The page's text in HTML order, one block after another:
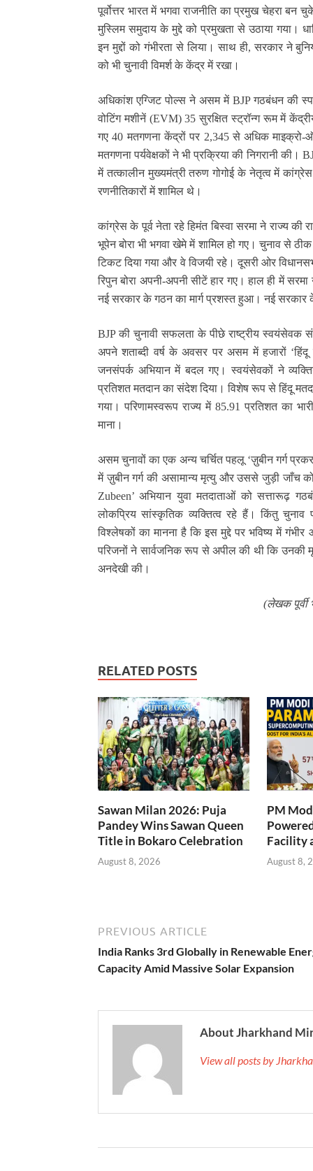
पूर्वोत्तर भारत में भगवा राजनीति का प्रमुख चेहरा
मुस्लिम समुदाय के मुद्दे को प्रमुखता से उठाया गया।
इन मुद्दों को गंभीरता से लिया। साथ ही, सरकार ने
को भी चुनावी विमर्श के केंद्र में रखा।
अधिकांश एग्जिट पोल्स ने असम में BJP गठबंधन की
वोटिंग मशीनें (EVM) 35 सुरक्षित स्ट्रॉन्ग रूम में
गए 40 मतगणना केंद्रों पर 2,345 से अधिक माइक्रो-
मतगणना पर्यवेक्षकों ने भी प्रक्रिया की निगरानी
में तत्कालीन मुख्यमंत्री तरुण गोगोई के नेतृत्व में
रणनीतिकारों में शामिल थे।
कांग्रेस के पूर्व नेता रहे हिमंत बिस्वा सरमा ने राज्य की
भूपेन बोरा भी भगवा खेमे में शामिल हो गए। चुनाव से
टिकट दिया गया और वे विजयी रहे। दूसरी ओर
रिपुन बोरा अपनी-अपनी सीटें हार गए। हाल ही में
नई सरकार के गठन का मार्ग प्रशस्त हुआ। नई सरकार
BJP की चुनावी सफलता के पीछे राष्ट्रीय स्वयंसेवक
अपने शताब्दी वर्ष के अवसर पर असम में हजारों
जनसंपर्क अभियान में बदल गए। स्वयंसेवकों ने
प्रतिशत मतदान का संदेश दिया। विशेष रूप से हिंदू
गया। परिणामस्वरूप राज्य में 85.91 प्रतिशत का
माना।
असम चुनावों का एक अन्य चर्चित पहलू ‘ज़ुबीन गर्ग
में ज़ुबीन गर्ग की असामान्य मृत्यु और उससे जुड़ी जाँच को
Zubeen’ अभियान युवा मतदाताओं को सत्तारूढ़
लोकप्रिय सांस्कृतिक व्यक्तित्व रहे हैं। किंतु चुनाव
विश्लेषकों का मानना है कि इस मुद्दे पर भविष्य में
परिजनों ने सार्वजनिक रूप से अपील की थी कि उनकी
अनदेखी की।
(लेखक पूर्वी
RELATED POSTS
Sawan Milan 2026: Puja
Pandey Wins Sawan Queen
Title in Bokaro Celebration
August 8, 2026
PM
Facility
August 8,
PREVIOUS ARTICLE
India Ranks 3rd Globally in Renewable
Capacity Amid Massive Solar Expansion
About Jharkhand
View all posts by